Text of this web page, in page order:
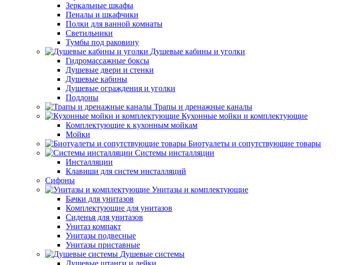
Зеркальные шкафы
Пеналы и шкафчики
Полки для ванной комнаты
Светильники
Тумбы под раковину
Душевые кабины и уголки
Гидромассажные боксы
Душевые двери и стенки
Душевые кабины
Душевые ограждения и уголки
Поддоны
Трапы и дренажные каналы
Кухонные мойки и комплектующие
Комплектующие к кухонным мойкам
Мойки
Биотуалеты и сопутствующие товары
Системы инсталляции
Инсталляции
Клавиши для систем инсталляций
Сифоны
Унитазы и комплектующие
Бачки для унитазов
Комплектующие для унитазов
Сиденья для унитазов
Унитаз компакт
Унитазы подвесные
Унитазы приставные
Душевые системы
Душевые штанги и лейки